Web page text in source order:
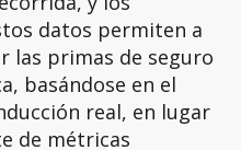
datos permiten a
las primas de seguro
basándose en el
real, en lugar
de métricas